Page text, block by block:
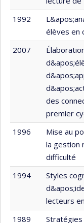
1992
élèves en
2007
des
premier
1996
Mise au
la gestion
difficulté
1994
Styles
lecteurs
1989
Stratégies